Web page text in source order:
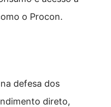
o Procon.
defesa dos
direto,